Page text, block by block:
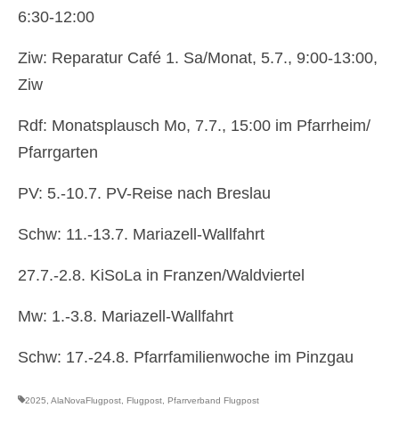
6:30-12:00
Ziw: Reparatur Café 1. Sa/Monat, 5.7., 9:00-13:00,
Ziw
Rdf: Monatsplausch Mo, 7.7., 15:00 im Pfarrheim/
Pfarrgarten
PV: 5.-10.7. PV-Reise nach Breslau
Schw: 11.-13.7. Mariazell-Wallfahrt
27.7.-2.8. KiSoLa in Franzen/Waldviertel
Mw: 1.-3.8. Mariazell-Wallfahrt
Schw: 17.-24.8. Pfarrfamilienwoche im Pinzgau
2025 AlaNovaFlugpost Flugpost Pfarrverband Flugpost